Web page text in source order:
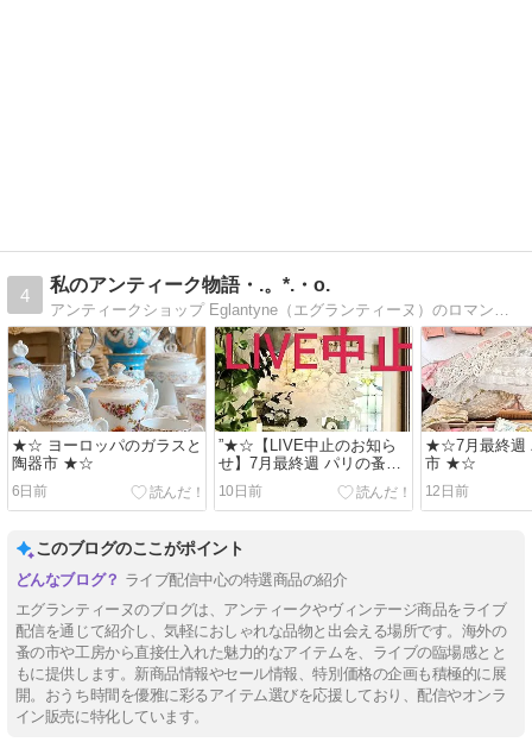
4
私のアンティーク物語・.。*.・o.
★☆ ヨーロッパのガラスと
陶器市 ★☆
6日前
”★☆【LIVE中止のお知ら
せ】7月最終週 パリの蚤の
市 ★☆”
10日前
★☆7月最終週
市 ★☆
12日前
このブログのここがポイント
ライブ配信中心の特選商品の紹介
エグランティーヌのブログは、アンティークやヴィンテージ商品をライブ
配信を通じて紹介し、気軽におしゃれな品物と出会える場所です。海外の
蚤の市や工房から直接仕入れた魅力的なアイテムを、ライブの臨場感とと
もに提供します。新商品情報やセール情報、特別価格の企画も積極的に展
開。おうち時間を優雅に彩るアイテム選びを応援しており、配信やオンラ
イン販売に特化しています。